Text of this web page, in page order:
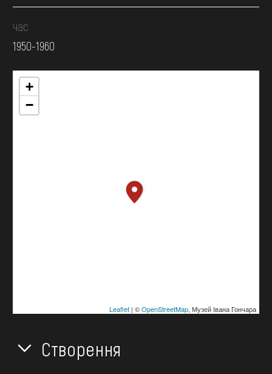
час
1950-1960
+
−
Leaflet| ©OpenStreetMap, Музей Івана Гончара
Створення